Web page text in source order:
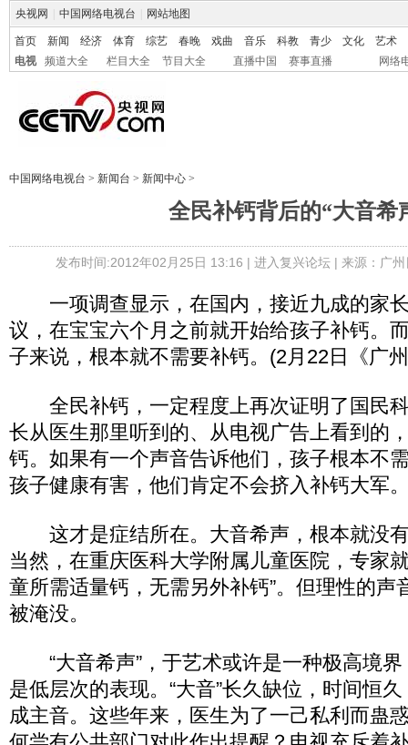
央视网 中国网络电视台 网站地图
首页 新闻 经济 体育 综艺 春晚 戏曲 音乐 科教 青少 文化
艺术
电视
频道大全 栏目大全 节目大全 直播中国 赛事直播 网络
中国网络电视台 > 新闻台 > 新闻中心 >
全民补钙背后的“大音希
发布时间:2012年02月25日 13:16 | 进入复兴论坛| 来源：广
一项调查显示，在国内，接近九成的家
议，在宝宝六个月之前就开始给孩子补钙。
子来说，根本就不需要补钙。(2月22日《广
全民补钙，一定程度上再次证明了国民
长从医生那里听到的、从电视广告上看到的
钙。如果有一个声音告诉他们，孩子根本不
孩子健康有害，他们肯定不会挤入补钙大军
这才是症结所在。大音希声，根本就没
当然，在重庆医科大学附属儿童医院，专家
童所需适量钙，无需另外补钙”。但理性的声
被淹没。
“大音希声”，于艺术或许是一种极高境界
是低层次的表现。“大音”长久缺位，时间恒
成主音。这些年来，医生为了一己私利而蛊